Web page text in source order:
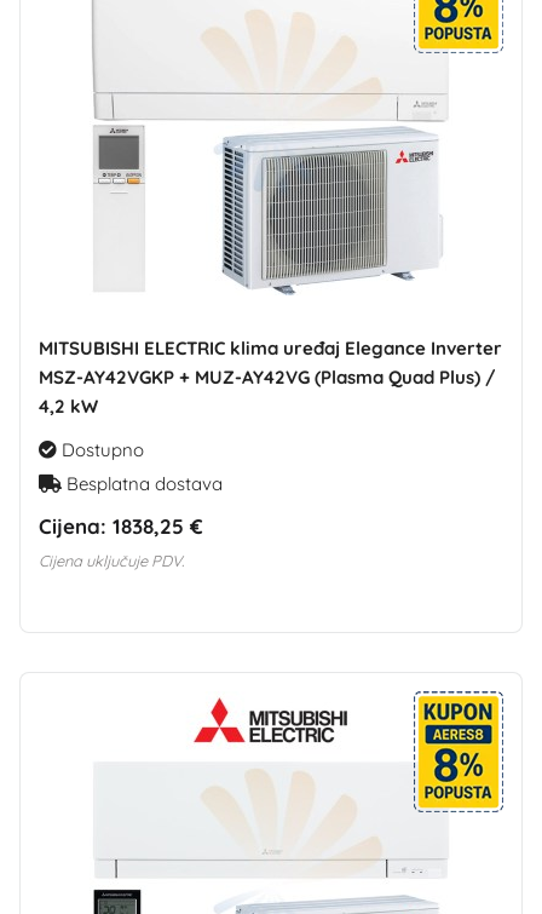
MITSUBISHI ELECTRIC klima uređaj Elegance Inverter
MSZ-AY42VGKP + MUZ-AY42VG (Plasma Quad Plus) /
4,2 kW
Dostupno
Besplatna dostava
Cijena: 1838,25 €
Cijena uključuje PDV.